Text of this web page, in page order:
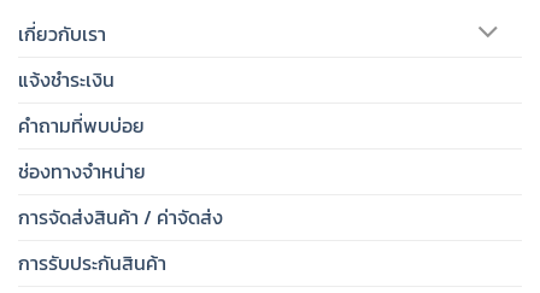
เกี่ยวกับเรา
แจ้งชำระเงิน
คำถามที่พบบ่อย
ช่องทางจำหน่าย
การจัดส่งสินค้า / ค่าจัดส่ง
การรับประกันสินค้า